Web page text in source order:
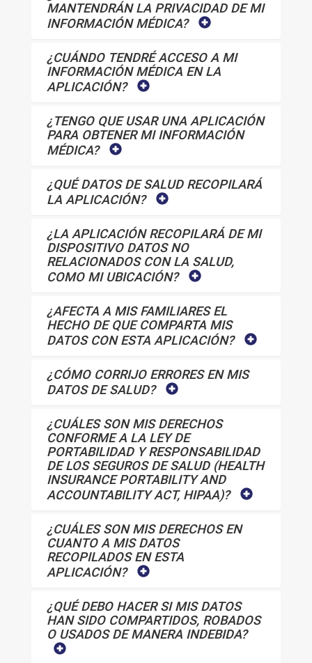
MANTENDRÁN LA PRIVACIDAD DE MI
INFORMACIÓN MÉDICA?
¿CUÁNDO TENDRÉ ACCESO A MI
INFORMACIÓN MÉDICA EN LA
APLICACIÓN?
¿TENGO QUE USAR UNA APLICACIÓN
PARA OBTENER MI INFORMACIÓN
MÉDICA?
¿QUÉ DATOS DE SALUD RECOPILARÁ
LA APLICACIÓN?
¿LA APLICACIÓN RECOPILARÁ DE MI
DISPOSITIVO DATOS NO
RELACIONADOS CON LA SALUD,
COMO MI UBICACIÓN?
¿AFECTA A MIS FAMILIARES EL
HECHO DE QUE COMPARTA MIS
DATOS CON ESTA APLICACIÓN?
¿CÓMO CORRIJO ERRORES EN MIS
DATOS DE SALUD?
¿CUÁLES SON MIS DERECHOS
CONFORME A LA LEY DE
PORTABILIDAD Y RESPONSABILIDAD
DE LOS SEGUROS DE SALUD (HEALTH
INSURANCE PORTABILITY AND
ACCOUNTABILITY ACT, HIPAA)?
¿CUÁLES SON MIS DERECHOS EN
CUANTO A MIS DATOS
RECOPILADOS EN ESTA
APLICACIÓN?
¿QUÉ DEBO HACER SI MIS DATOS
HAN SIDO COMPARTIDOS, ROBADOS
O USADOS DE MANERA INDEBIDA?